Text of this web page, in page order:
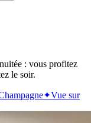
: vous profitez
le soir.
✦Vue sur